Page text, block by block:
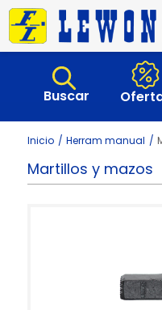
Pasar al contenido
Buscar
Inicio Herram manual
Martillos y mazos